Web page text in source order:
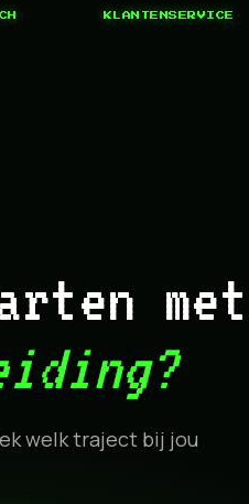
KLANTENSERVICE
met
welk traject bij jou